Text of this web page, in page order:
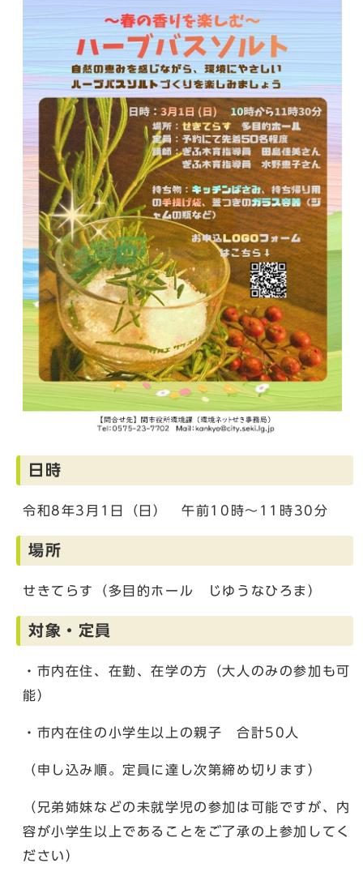
日時
令和8年3月1日（日） 午前10時～11時30分
場所
せきてらす（多目的ホール じゆうなひろま）
対象・定員
・市内在住、在勤、在学の方（大人のみの参加も可
能）
・市内在住の小学生以上の親子 合計50人
（申し込み順。定員に達し次第締め切ります）
（兄弟姉妹などの未就学児の参加は可能ですが、内
容が小学生以上であることをご了承の上参加してく
ださい）